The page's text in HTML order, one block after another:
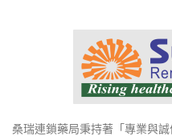
桑瑞連鎖藥局秉持著「專業與